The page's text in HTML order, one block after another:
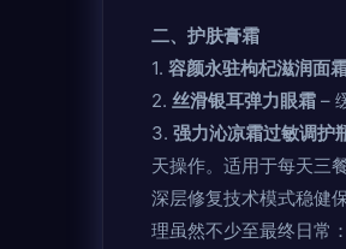
二、护肤膏霜
1. 容颜永驻枸杞滋润面
2. 丝滑银耳弹力眼霜 –
3. 强力沁凉霜过敏调护
天操作。适用于每天三
深层修复技术模式稳健
理虽然不少至最终日常